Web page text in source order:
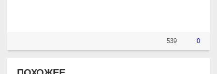
539 0